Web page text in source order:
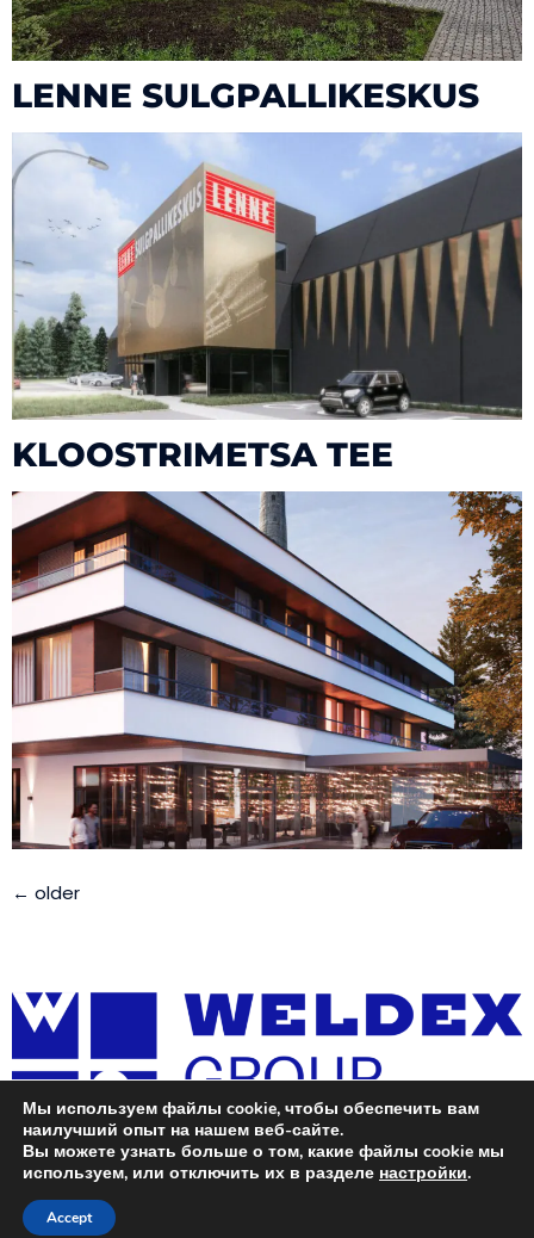
LENNE SULGPALLIKESKUS
KLOOSTRIMETSA TEE
← older
Metal structure manufacturing, welding and installation
Мы используем файлы cookie, чтобы обеспечить вам
наилучший опыт на нашем веб-сайте.
Вы можете узнать больше о том, какие файлы cookie мы
используем, или отключить их в разделе настройки.
Accept